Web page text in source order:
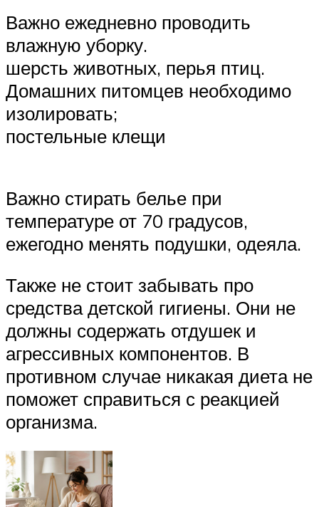
Важно ежедневно проводить
влажную уборку.
шерсть животных, перья птиц.
Домашних питомцев необходимо
изолировать;
постельные клещи
Важно стирать белье при
температуре от 70 градусов,
ежегодно менять подушки, одеяла.
Также не стоит забывать про
средства детской гигиены. Они не
должны содержать отдушек и
агрессивных компонентов. В
противном случае никакая диета не
поможет справиться с реакцией
организма.